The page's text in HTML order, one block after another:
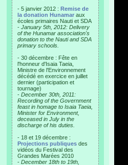
- 5 janvier 2012 : Remise de
la donation Hunamar aux
écoles primaires Nauti et SDA
- January 5th, 2012: Delivery
of the Hunamar association's
donation to the Nauti and SDA
primary schools.
- 30 décembre : Fête en
l'honneur d'Isaia Taeia,
Ministre de l'Environnement
décédé en exercice en juillet
dernier (participation et
tournage)
- December 30th, 2011:
Recording of the Government
feast in homage to Isaia Taeia,
Minister for Environment,
deceased in July in the
discharge of his duties.
- 18 et 19 décembre :
Projections publiques des
vidéos du Festival des
Grandes Marées 2010
- December 18th to 19th,